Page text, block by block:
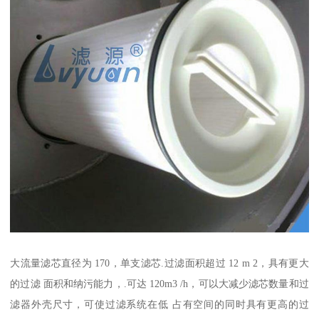
大流量滤芯直径为 170，单支滤芯.过滤面积超过 12 m 2，具有更大
的过滤 面积和纳污能力，.可达 120m3 /h，可以大减少滤芯数量和过
滤器外壳尺寸，可使过滤系统在低 占有空间的同时具有更高的过